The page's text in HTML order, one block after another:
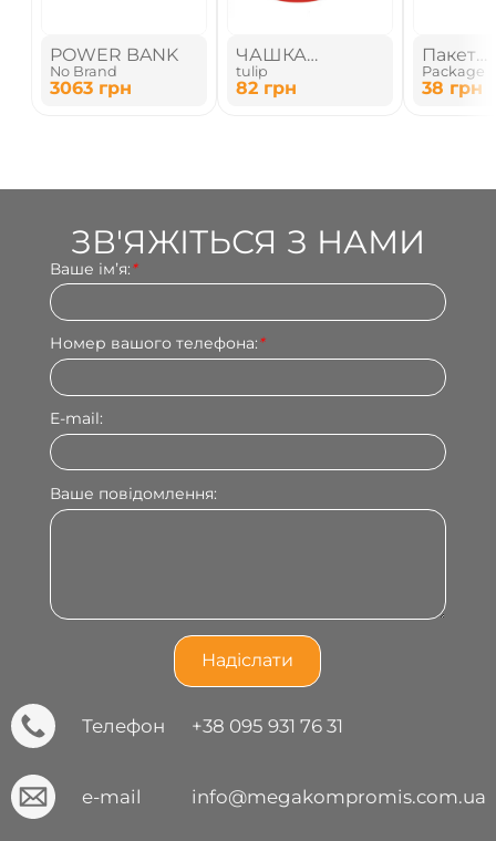
POWER BANK
No Brand
3063 грн
ЧАШКА
КЕРАМІЧНА
tulip
82 грн
Пакет
Package
38 грн
ЗВ'ЯЖІТЬСЯ З НАМИ
Ваше імʼя:*
Номер вашого телефона:*
E-mail:
Ваше повідомлення:
Телефон +38 095 931 76 31
e-mail info@megakompromis.com.ua